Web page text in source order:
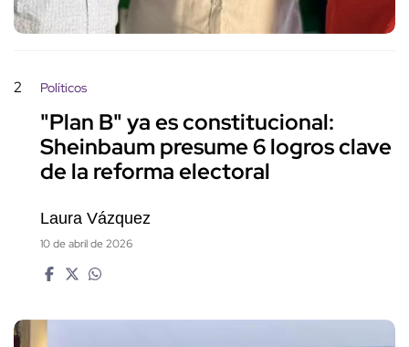
2 Políticos
"Plan B" ya es constitucional:
Sheinbaum presume 6 logros clave
de la reforma electoral
Laura Vázquez
10 de abril de 2026